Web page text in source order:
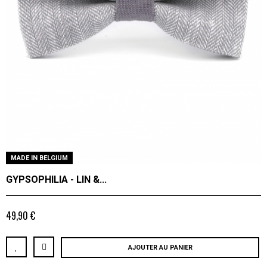
MADE IN BELGIUM
GYPSOPHILIA - LIN &...
49,90 €
AJOUTER AU PANIER